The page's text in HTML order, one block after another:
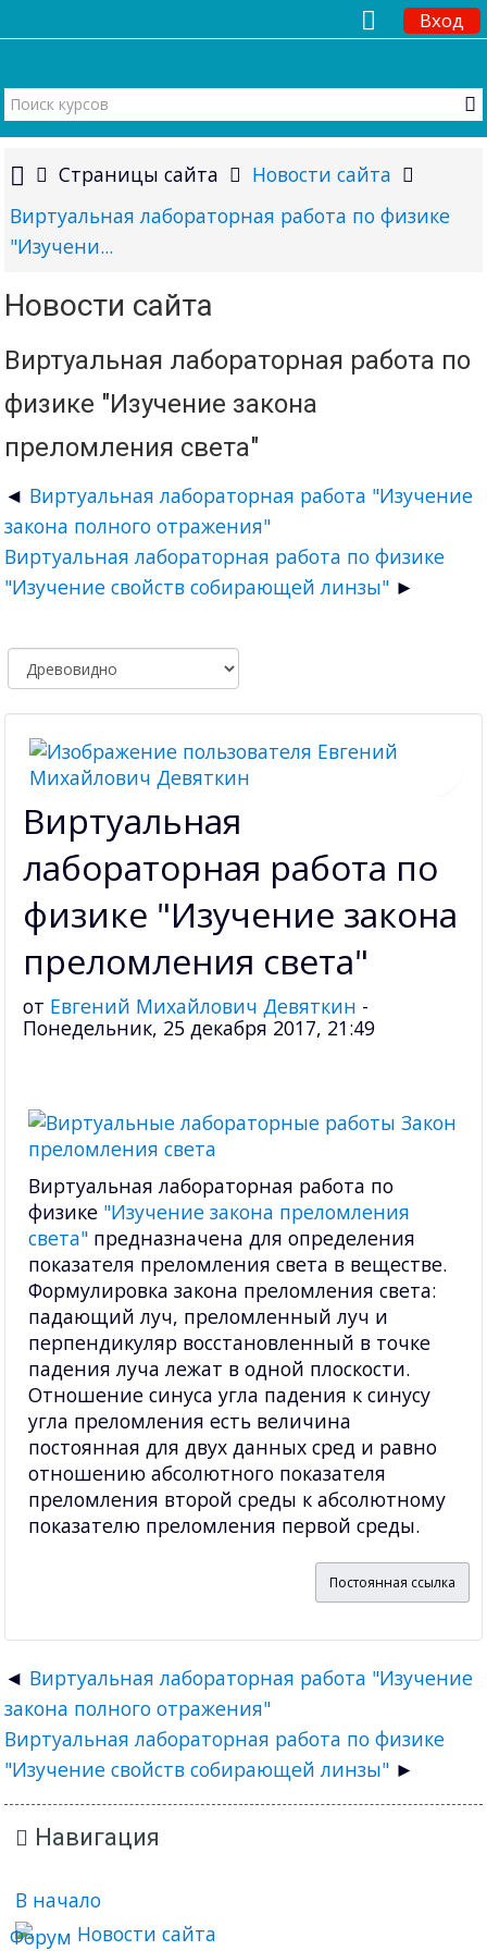
Вход
Страницы сайта
Новости сайта
Виртуальная лабораторная работа по физике
"Изучени...
Новости сайта
Виртуальная лабораторная работа по
физике "Изучение закона
преломления света"
Виртуальная лабораторная работа "Изучение
закона полного отражения"
Виртуальная лабораторная работа по физике
"Изучение свойств собирающей линзы"
Виртуальная
лабораторная работа по
физике "Изучение закона
преломления света"
от Евгений Михайлович Девяткин -
Понедельник, 25 декабря 2017, 21:49
Виртуальная лабораторная работа по
физике "Изучение закона преломления
света" предназначена для определения
показателя преломления света в веществе.
Формулировка закона преломления света:
падающий луч, преломленный луч и
перпендикуляр восстановленный в точке
падения луча лежат в одной плоскости.
Отношение синуса угла падения к синусу
угла преломления есть величина
постоянная для двух данных сред и равно
отношению абсолютного показателя
преломления второй среды к абсолютному
показателю преломления первой среды.
Постоянная ссылка
Виртуальная лабораторная работа "Изучение
закона полного отражения"
Виртуальная лабораторная работа по физике
"Изучение свойств собирающей линзы"
Навигация
В начало
Новости сайта